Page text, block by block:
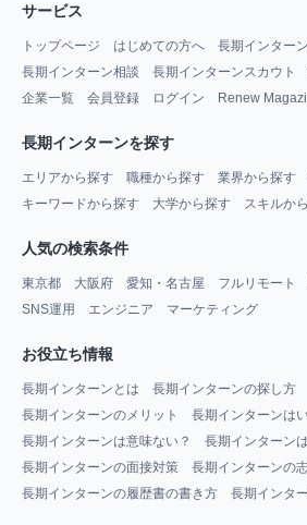
サービス
トップページ はじめての方へ
長期インター
長期インターン相談
長期インターンスカウト
企業一覧
会員登録 ログイン Renew
長期インターンを探す
エリアから探す 職種から探す 業界から探す
キーワードから探す
大学から探す スキルか
人気の検索条件
東京都 大阪府 愛知・名古屋 フルリモート
SNS運用
エンジニア マーケティング
お役立ち情報
長期インターンとは
長期インターンの探し方
長期インターンのメリット
長期インターンは
長期インターンは意味ない？
長期インターン
長期インターンの面接対策
長期インターンの
長期インターンの履歴書の書き方
長期インタ